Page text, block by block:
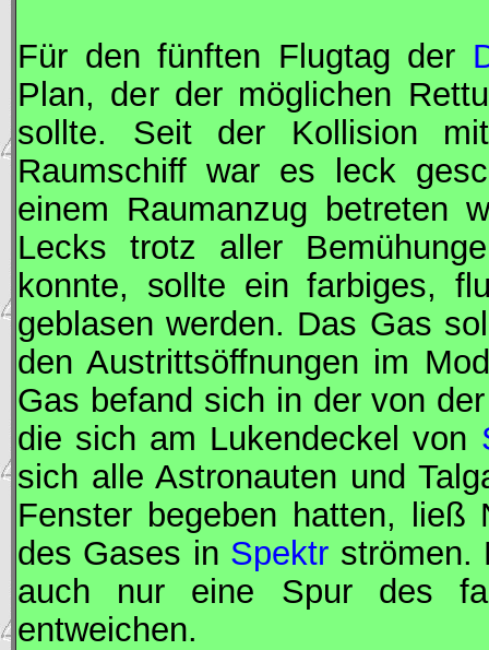
Für den fünften Flugtag der
Plan, der der möglichen
sollte. Seit der Kollision
Raumschiff war es leck
einem Raumanzug betreten
Lecks trotz aller
konnte, sollte ein farbiges,
geblasen werden. Das Gas
den Austrittsöffnungen im
Gas befand sich in der von
die sich am Lukendeckel von
sich alle Astronauten und
Fenster begeben hatten, ließ
des Gases in Spektr strömen.
auch nur eine Spur des
entweichen.